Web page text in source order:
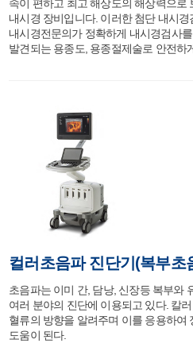
속이 편하고 최고 해상도의 해상력으로
내시경 장비입니다. 이러한 첨단 내시
내시경전문의가 정확하게 내시경검사
발견되는 용종도, 용종절제술로 안전하
컬러초음파 진단기(복부
초음파는 이미 간, 담낭, 신장등 복부와
여러 분야의 진단에 이용되고 있다. 칼
혈류의 방향을 알려주며 이를 응용하여
도움이 된다.